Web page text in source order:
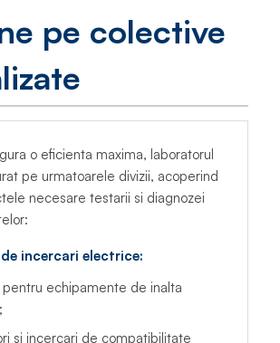
pe colective
o eficienta maxima, laboratorul
pe urmatoarele divizii, acoperind
necesare testarii si diagnozei
incercari electrice:
pentru echipamente de inalta
si incercari de compatibilitate